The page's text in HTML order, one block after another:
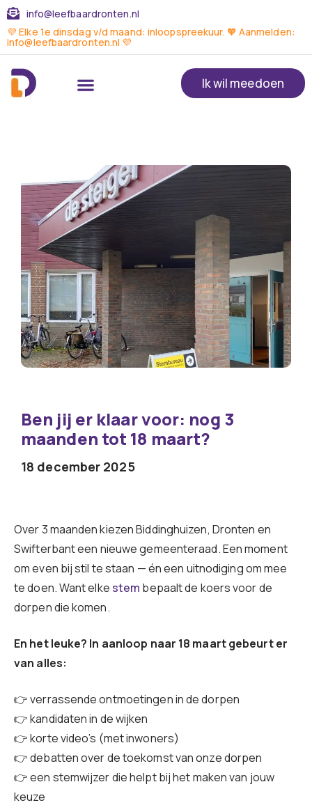
info@leefbaardronten.nl
💜 Elke 1e dinsdag v/d maand: inloopspreekuur. 🧡 Aanmelden:
info@leefbaardronten.nl 💜
Ik wil meedoen
Ben jij er klaar voor: nog 3
maanden tot 18 maart?
18 december 2025
Over 3 maanden kiezen Biddinghuizen, Dronten en
Swifterbant een nieuwe gemeenteraad. Een moment
om even bij stil te staan — én een uitnodiging om mee
te doen. Want elke stem bepaalt de koers voor de
dorpen die komen.
En het leuke? In aanloop naar 18 maart gebeurt er
van alles:
👉 verrassende ontmoetingen in de dorpen
👉 kandidaten in de wijken
👉 korte video’s (met inwoners)
👉 debatten over de toekomst van onze dorpen
👉 een stemwijzer die helpt bij het maken van jouw
keuze